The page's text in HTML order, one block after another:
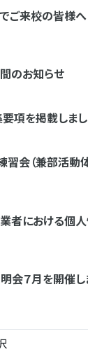
ご来校の皆様
のお知らせ
項を掲載しま
習会（兼部活動
者における個
会７月を開催し